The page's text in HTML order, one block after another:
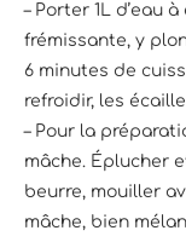
– Porter 1L d’eau
frémissante, y
6 minutes de
refroidir, les
– Pour la
mâche. Éplucher
beurre, mouiller
mâche, bien